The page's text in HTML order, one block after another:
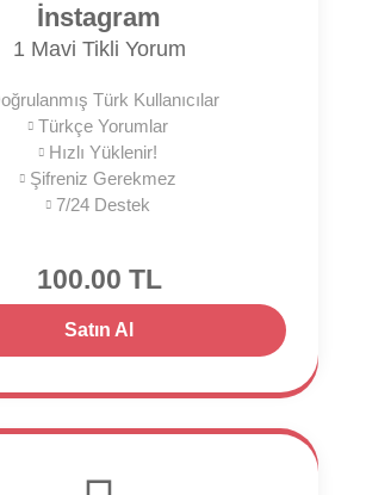
İnstagram
1 Mavi Tikli Yorum
Türk Kullanıcılar
Türkçe Yorumlar
Hızlı Yüklenir!
Şifreniz Gerekmez
7/24 Destek
100.00 TL
Satın Al